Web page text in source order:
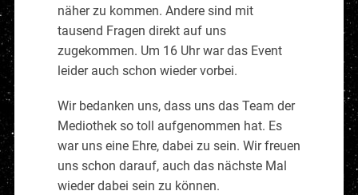
näher zu kommen. Andere sind mit
tausend Fragen direkt auf uns
zugekommen. Um 16 Uhr war das Event
leider auch schon wieder vorbei.
Wir bedanken uns, dass uns das Team der
Mediothek so toll aufgenommen hat. Es
war uns eine Ehre, dabei zu sein. Wir freuen
uns schon darauf, auch das nächste Mal
wieder dabei sein zu können.